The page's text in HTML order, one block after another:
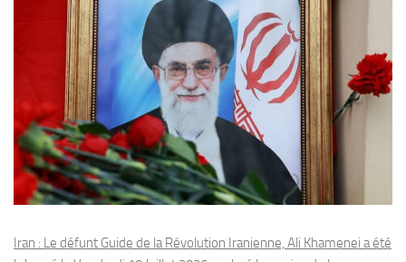
Iran : Le défunt Guide de la Révolution Iranienne, Ali Khamenei a été